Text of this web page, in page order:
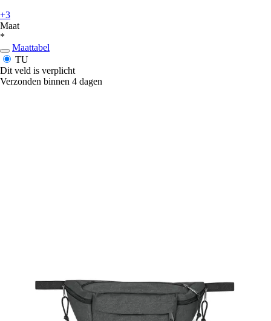
+3
Maat
*
Maattabel
TU
Dit veld is verplicht
Verzonden binnen 4 dagen